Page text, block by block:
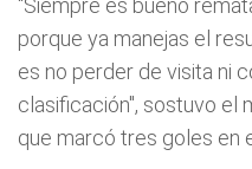
"Siempre es bueno
porque ya manejas el
es no perder de visita ni
clasificación", sostuvo el
que marcó tres goles en